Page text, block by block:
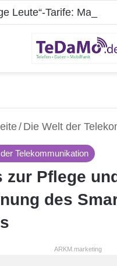
/ Die Welt der
Telekommunikation
zur Pflege
des
ARKM.marketing